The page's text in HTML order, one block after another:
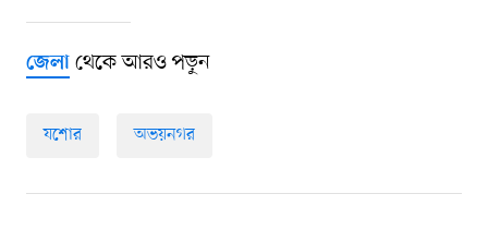
জেলাথেকে আরও পড়ুন
যশোর অভয়নগর